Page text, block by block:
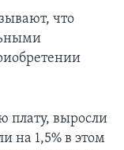
что
плату, выросли
на 1,5% в этом